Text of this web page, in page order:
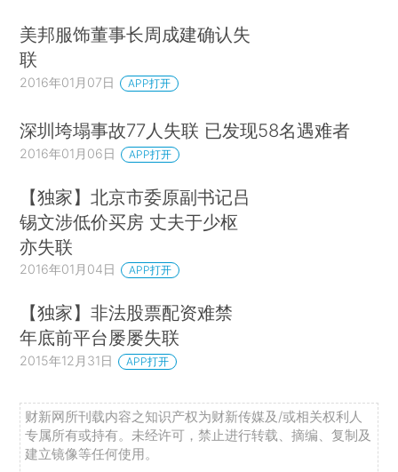
美邦服饰董事长周成建确认失
联
2016年01月07日 APP打开
深圳垮塌事故77人失联 已发现58名遇难者
2016年01月06日 APP打开
【独家】北京市委原副书记吕
锡文涉低价买房 丈夫于少枢
亦失联
2016年01月04日 APP打开
【独家】非法股票配资难禁
年底前平台屡屡失联
2015年12月31日 APP打开
财新网所刊载内容之知识产权为财新传媒及/或相关权利人
专属所有或持有。未经许可，禁止进行转载、摘编、复制及
建立镜像等任何使用。